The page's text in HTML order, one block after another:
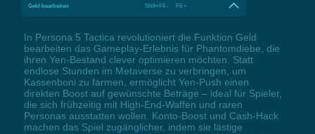
Geld bearbeiten Shift+F6 - F6 +
In Persona 5 Tactica revolutioniert die Funktion Geld
bearbeiten das Gameplay-Erlebnis für Phantomdiebe, die
ihren Yen-Bestand clever optimieren möchten. Statt
endlose Stunden im Metaverse zu verbringen, um
Kassenboni zu farmen, ermöglicht Yen-Push einen
direkten Boost auf gewünschte Beträge – ideal für Spieler,
die sich frühzeitig mit High-End-Waffen und raren
Personas ausstatten wollen. Konto-Boost und Cash-Hack
machen das Spiel zugänglicher, indem sie lästige